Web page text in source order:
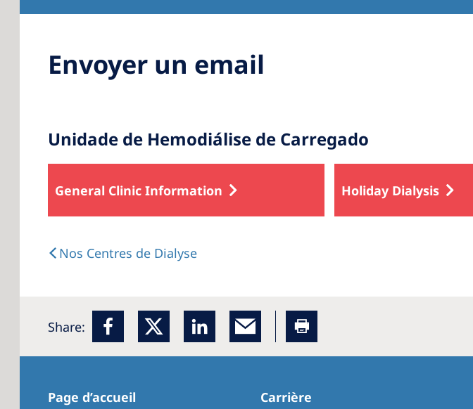
Envoyer un email
Unidade de Hemodiálise de Carregado
General Clinic Information Holiday Dialysis
Nos Centres de Dialyse
Share:
Page d’accueil Carrière